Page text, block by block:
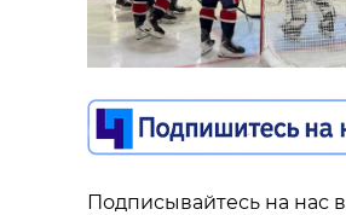
Подписывайтесь на нас в